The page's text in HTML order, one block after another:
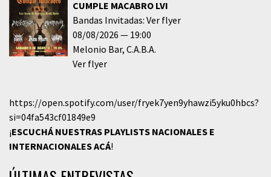
CUMPLE MACABRO LVI
Bandas Invitadas: Ver flyer
08/08/2026
19:00
Melonio Bar C.A.B.A.
Ver flyer
https://open.spotify.com/user/fryek7yen9yhawzi5yku0hbcs?
si=04fa543cf01849e9
¡ESCUCHÁ NUESTRAS PLAYLISTS NACIONALES E
INTERNACIONALESACÁ!